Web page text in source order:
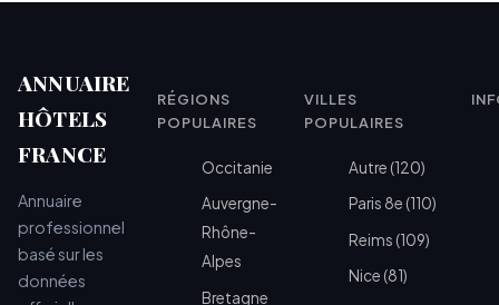
ANNUAIRE
HÔTELS
FRANCE
Annuaire
professionnel
basé sur les
données
RÉGIONS
POPULAIRES
Occitanie
Auvergne-
Rhône-
Alpes
Bretagne
VILLES
POPULAIRES
Autre (120)
Paris 8e (110)
Reims (109)
Nice (81)